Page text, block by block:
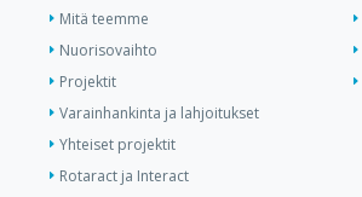
Mitä teemme
Nuorisovaihto
Projektit
Varainhankinta ja lahjoitukset
Yhteiset projektit
Rotaract ja Interact